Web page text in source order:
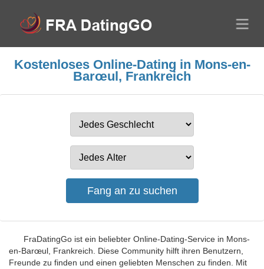
Kostenloses Online-Dating in Mons-en-
Barœul, Frankreich
FraDatingGo ist ein beliebter Online-Dating-Service in Mons-
en-Barœul, Frankreich. Diese Community hilft ihren Benutzern,
Freunde zu finden und einen geliebten Menschen zu finden. Mit